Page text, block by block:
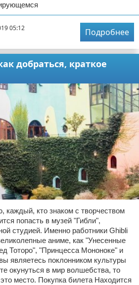
05:12
Подробнее
добраться, краткое
каждый, кто знаком с творчеством
попасть в музей "Гибли",
студией. Именно работники Ghibli
аниме, как "Унесенные
Тоторо", "Принцесса Мононоке" и
являетесь поклонником культуры
окунуться в мир волшебства, то
место. Покупка билета Находится